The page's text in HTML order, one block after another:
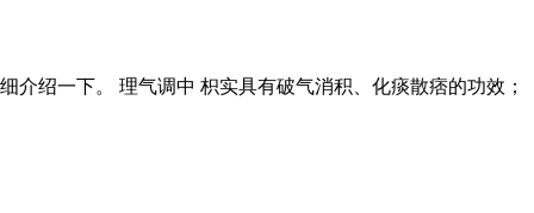
绍一下。 理气调中 枳实具有破气消积、化痰散痞的功效；